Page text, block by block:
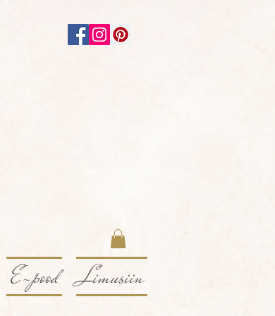
E-pood Limusiin